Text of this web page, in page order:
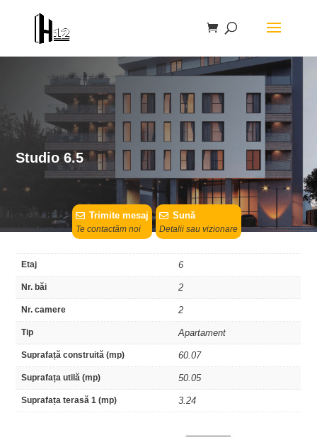
Studio 6.5
Trimite mesaj
Te contactăm noi
Sună
Detalii sau vizionare
Etaj 6
Nr. băi 2
Nr. camere 2
Tip Apartament
Suprafață construită (mp) 60.07
Suprafața utilă (mp) 50.05
Suprafața terasă 1 (mp) 3.24